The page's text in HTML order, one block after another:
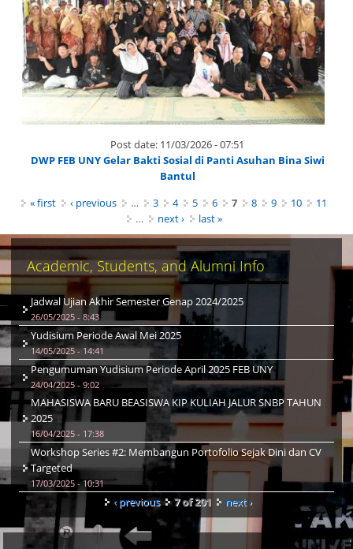
Post date: 11/03/2026 - 07:51
DWP FEB UNY Gelar Bakti Sosial di Panti Asuhan Bina Siwi
Bantul
Pages
« first ‹ previous … 3 4 5 6 7 8 9 10
11
…
next › last »
Academic, Students, and Alumni Info
Jadwal Ujian Akhir Semester Genap 2024/2025
26/05/2025 - 8:43
Yudisium Periode Awal Mei 2025
14/05/2025 - 14:41
Pengumuman Yudisium Periode April 2025 FEB UNY
24/04/2025 - 9:02
MAHASISWA BARU BEASISWA KIP KULIAH JALUR SNBP TAHUN
2025
16/04/2025 - 17:38
Workshop Series #2: Membangun Portofolio Sejak Dini dan CV
Targeted
17/03/2025 - 10:31
‹ previous 7 of 201 next ›